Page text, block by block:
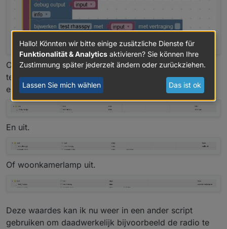
Onder de waarde van de schakelaar rhasspy komt dan
te staan "radio aan"
en dus ook "radio uit".
En uit.
Of woonkamerlamp uit.
Deze waardes kan ik nu weer in een ander script
gebruiken om daadwerkelijk bijvoorbeeld de radio te
Hallo! Könnten wir bitte einige zusätzliche Dienste für
Funktionalität & Analytics aktivieren? Sie können Ihre
Zustimmung später jederzeit ändern oder zurückziehen.
Lassen Sie mich wählen Das ist ok